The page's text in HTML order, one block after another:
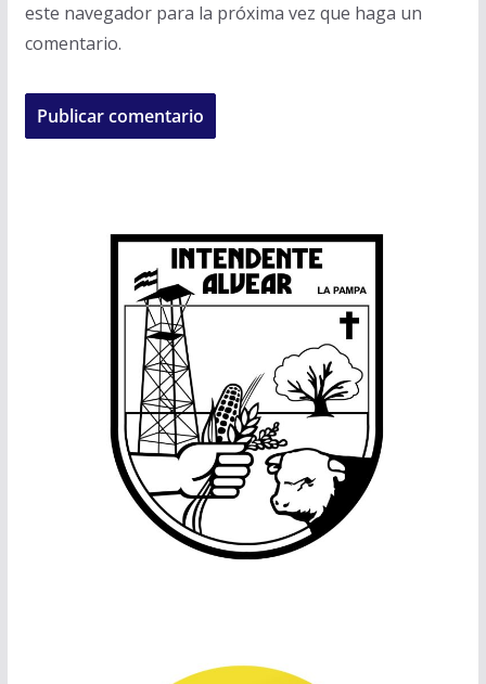
este navegador para la próxima vez que haga un
comentario.